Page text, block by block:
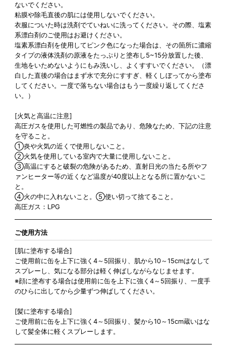
ないでください。
粘膜や除毛直後の肌には使用しないでください。
衣服についた時は洗剤でていねいに洗ってください。その際、塩素
系漂白剤のご使用はお避けください。
塩素系漂白剤を使用してピンク色になった場合は、その箇所に濃縮
タイプの液体洗剤の原液をたっぷりと塗布し5~15分放置した後、
生地をいためないようにもみ洗いし、よくすすいでください。（漂
白した直後の場合はまず水で充分にすすぎ、軽くしぼってから塗布
してください。一度で落ちない場合はもう一度繰り返してくださ
い。）
[火気と高温に注意]
高圧ガスを使用した可燃性の製品であり、危険なため、下記の注意
を守ること。
①炎や火気の近くで使用しないこと。
②火気を使用している室内で大量に使用しないこと。
③高温にすると破裂の危険があるため、直射日光の当たる所やフ
ァンヒーター等の近くなど温度が40度以上となる所に置かないこ
と。
④火の中に入れないこと。⑤使い切って捨てること。
高圧ガス：LPG
ご使用方法
[肌に塗布する場合]
ご使用前に缶を上下に強く4～5回振り、肌から10～15cmはなして
スプレーし、気になる部分は軽く伸ばしながらなじませます。
※顔に塗布する場合は使用前に缶を上下に強く4～5回振り、一度手
のひらに出してから少量ずつ伸ばしてください。
[髪に塗布する場合]
ご使用前に缶を上下に強く4～5回振り、髪から10～15cm蔵いはな
して髪全体に軽くスプレーします。